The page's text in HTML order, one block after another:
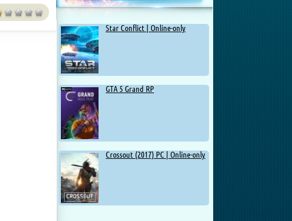
Star Conflict | Online-only
GTA 5 Grand RP
Crossout (2017) PC | Online-only